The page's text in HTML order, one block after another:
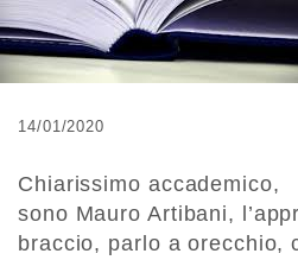
14/01/2020
Chiarissimo accademico,
sono Mauro Artibani,
braccio, parlo a orecchio,